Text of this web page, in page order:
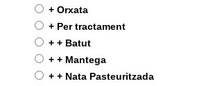
+ Orxata
+ Per tractament
+ + Batut
+ + Mantega
+ + Nata Pasteuritzada